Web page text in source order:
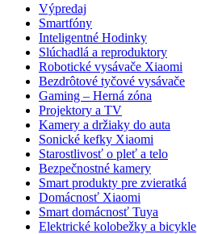
Výpredaj
Smartfóny
Inteligentné Hodinky
Slúchadlá a reproduktory
Robotické vysávače Xiaomi
Bezdrôtové tyčové vysávače
Gaming – Herná zóna
Projektory a TV
Kamery a držiaky do auta
Sonické kefky Xiaomi
Starostlivosť o pleť a telo
Bezpečnostné kamery
Smart produkty pre zvieratká
Domácnosť Xiaomi
Smart domácnosť Tuya
Elektrické kolobežky a bicykle